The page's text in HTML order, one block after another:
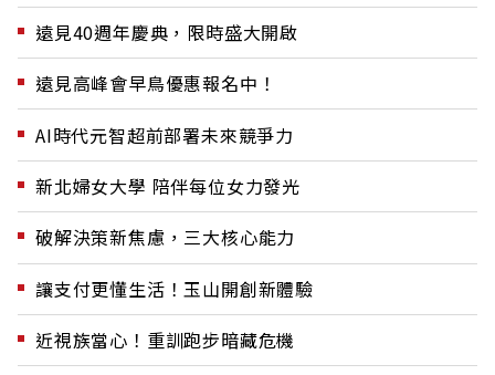
遠見40週年慶典，限時盛大開啟
遠見高峰會早鳥優惠報名中！
AI時代元智超前部署未來競爭力
新北婦女大學 陪伴每位女力發光
破解決策新焦慮，三大核心能力
讓支付更懂生活！玉山開創新體驗
近視族當心！重訓跑步暗藏危機